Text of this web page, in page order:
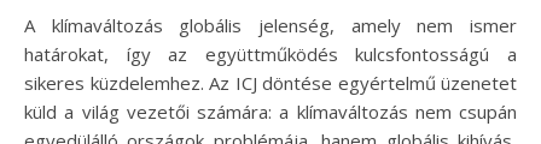
A klímaváltozás globális jelenség, amely nem ismer
határokat, így az együttműködés kulcsfontosságú a
sikeres küzdelemhez. Az ICJ döntése egyértelmű üzenetet
küld a világ vezetői számára: a klímaváltozás nem csupán